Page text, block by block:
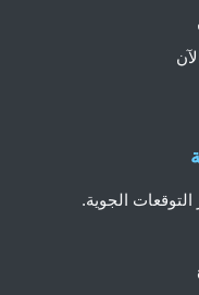
الجوية.